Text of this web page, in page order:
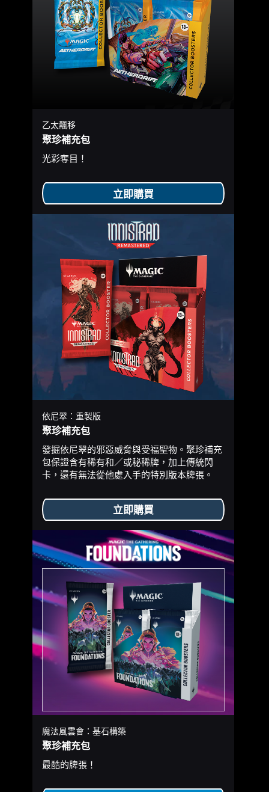
乙太飄移
聚珍補充包
光彩奪目！
立即購買
依尼翠：重製版
聚珍補充包
發掘依尼翠的邪惡威脅與受福聖物。聚珍補充
包保證含有稀有和／或秘稀牌，加上傳統閃
卡，還有無法從他處入手的特別版本牌張。
立即購買
魔法風雲會：基石構築
聚珍補充包
最酷的牌張！